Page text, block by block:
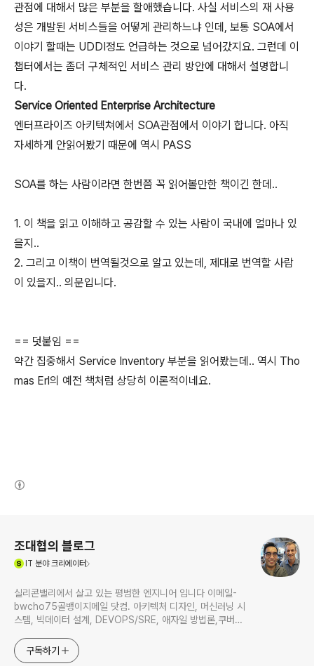
관점에 대해서 많은 부분을 할애했습니다. 사실 서비스의 재 사용
성은 개발된 서비스들을 어떻게 관리하느냐 인데, 보통 SOA에서
이야기 할때는 UDDI정도 언급하는 것으로 넘어갔지요. 그런데 이
챕터에서는 좀더 구체적인 서비스 관리 방안에 대해서 설명합니
다.
Service Oriented Enterprise Architecture
엔터프라이즈 아키텍쳐에서 SOA관점에서 이야기 합니다. 아직
자세하게 안읽어봤기 때문에 역시 PASS
SOA를 하는 사람이라면 한번쯤 꼭 읽어볼만한 책이긴 한데..
1. 이 책을 읽고 이해하고 공감할 수 있는 사람이 국내에 얼마나 있
을지..
2. 그리고 이책이 번역될것으로 알고 있는데, 제대로 번역할 사람
이 있을지.. 의문입니다.
== 덧붙임 ==
약간 집중해서 Service Inventory 부분을 읽어봤는데.. 역시 Tho
mas Erl의 예전 책처럼 상당히 이론적이네요.
조대협의 블로그
IT 분야 크리에이터
실리콘밸리에서 살고 있는 평범한 엔지니어 입니다 이메일-
bwcho75골뱅이지메일 닷컴. 아키텍처 디자인, 머신러닝 시
스템, 빅데이터 설계, DEVOPS/SRE, 애자일 방법론,쿠버네
한 기술 멘토링과 강의 진행합니다. Linkedin :
https://www.linkedin.com/in/terrycho75/
구독하기